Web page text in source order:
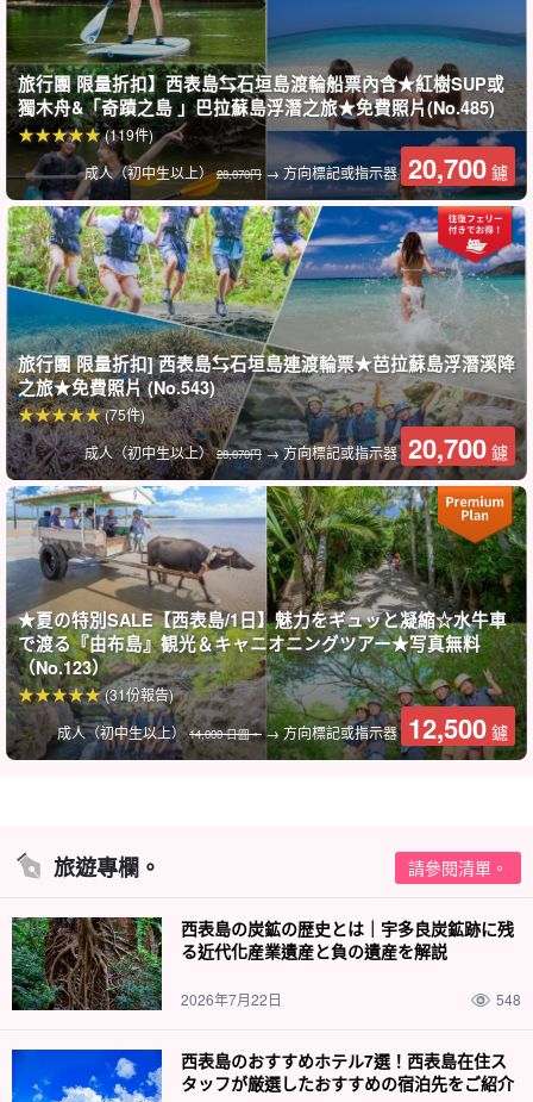
附贈免費相片資料
在參觀過程中，導遊會免費為您拍照並出示資料。
旅行團 限量折扣】西表島⇆石垣島渡輪船票內含★紅樹SUP或
獨木舟&「奇蹟之島 」巴拉蘇島浮潛之旅★免費照片(No.485)
成人（初中生以上）28,070円 → 方向標記或指示器 20,700 鑢
(119件)
旅行團 限量折扣] 西表島⇆石垣島連渡輪票★芭拉蘇島浮潛溪降
之旅★免費照片 (No.543)
成人（初中生以上）28,070円→ 方向標記或指示器 20,700 鑢
(75件)
★夏の特別SALE【西表島/1日】魅力をギュッと凝縮☆水牛車
で渡る『由布島』観光＆キャニオニングツアー★写真無料
（No.123）
成人（初中生以上）14,000 日圓。→ 方向標記或指示器 12,500 鑢
(31份報告)
旅遊專欄。 請參閱清單。
西表島の炭鉱の歴史とは｜宇多良炭鉱跡に残
る近代化産業遺産と負の遺産を解説
2026年7月22日 548
西表島のおすすめホテル7選！西表島在住ス
タッフが厳選したおすすめの宿泊先をご紹介